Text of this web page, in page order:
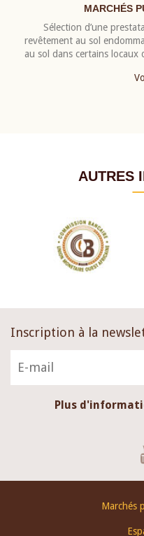
MARCHÉS
Sélection d’une
revêtement au sol
au sol dans certains locaux
AUTRES
Inscription à la
Plus
Marchés